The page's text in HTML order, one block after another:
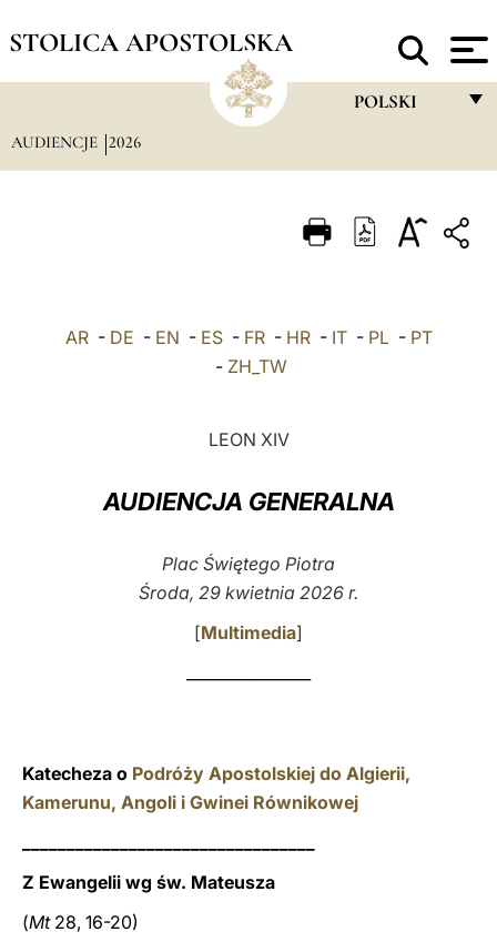
STOLICA APOSTOLSKA
POLSKI
ITALIANO
中文
AUDIENCJE 2026
AR- DE - EN - ES- FR- HR- IT- PL- PT
- ZH_TW
LEON XIV
AUDIENCJA GENERALNA
Plac Świętego Piotra
Środa, 29 kwietnia 2026 r.
[Multimedia]
Katecheza o Podróży Apostolskiej do Algierii,
Kamerunu, Angoli i Gwinei Równikowej
Z Ewangelii wg św. Mateusza
(Mt 28, 16-20)